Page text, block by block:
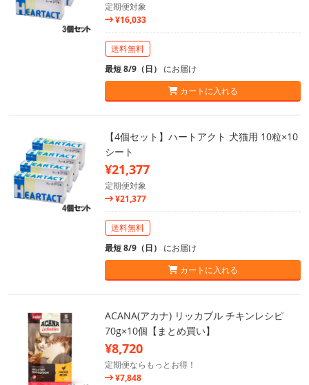
定期便対象
¥16,033
送料無料
最短 8/9（日） にお届け
カートに入れる
【4個セット】ハートアクト 犬猫用 10粒×10
シート
¥21,377
定期便対象
¥21,377
送料無料
最短 8/9（日） にお届け
カートに入れる
ACANA(アカナ) リッカブル チキンレシピ
70g×10個【まとめ買い】
¥8,720
定期便ならもっとお得！
¥7,848